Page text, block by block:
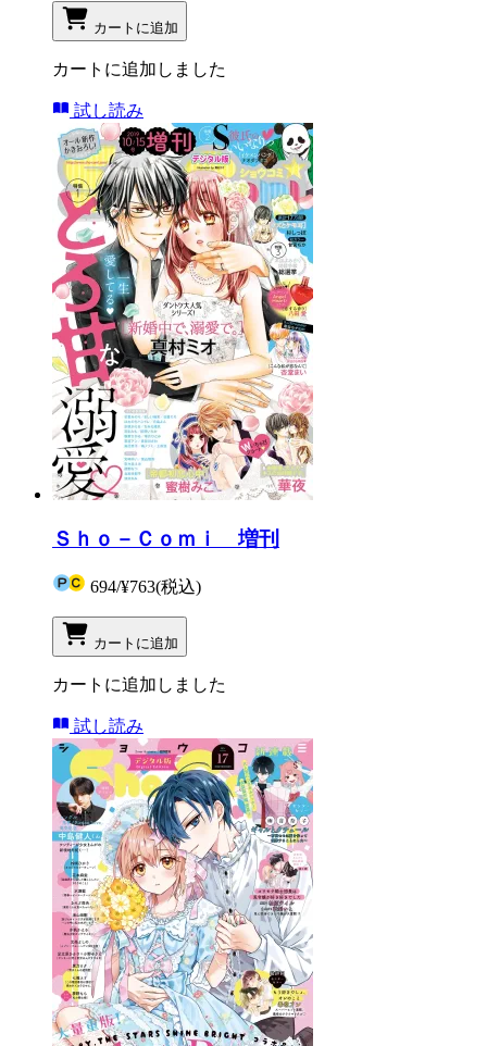
カートに追加
カートに追加しました
試し読み
Ｓｈｏ－Ｃｏｍｉ 増刊
694/¥763(税込)
カートに追加
カートに追加しました
試し読み